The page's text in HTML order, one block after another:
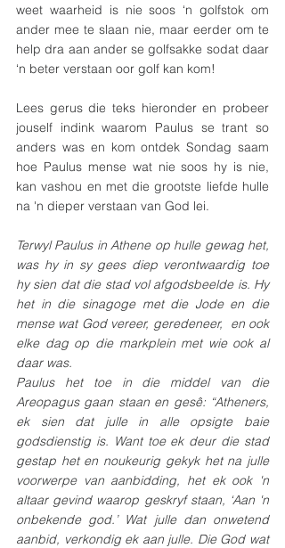
weet waarheid is nie soos ‘n golfstok om
ander mee te slaan nie, maar eerder om te
help dra aan ander se golfsakke sodat daar
‘n beter verstaan oor golf kan kom!
Lees gerus die teks hieronder en probeer
jouself indink waarom Paulus se trant so
anders was en kom ontdek Sondag saam
hoe Paulus mense wat nie soos hy is nie,
kan vashou en met die grootste liefde hulle
na 'n dieper verstaan van God lei.
Terwyl Paulus in Athene op hulle gewag het,
was hy in sy gees diep verontwaardig toe
hy sien dat die stad vol afgodsbeelde is. Hy
het in die sinagoge met die Jode en die
mense wat God vereer, geredeneer,  en ook
elke dag op die markplein met wie ook al
daar was.
Paulus het toe in die middel van die
Areopagus gaan staan en gesê: “Atheners,
ek sien dat julle in alle opsigte baie
godsdienstig is. Want toe ek deur die stad
gestap het en noukeurig gekyk het na julle
voorwerpe van aanbidding, het ek ook 'n
altaar gevind waarop geskryf staan, ‘Aan 'n
onbekende god.’ Wat julle dan onwetend
aanbid, verkondig ek aan julle. Die God wat